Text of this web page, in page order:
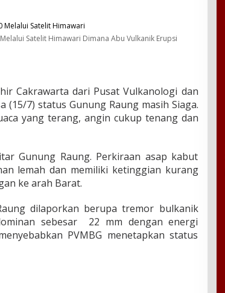
Satelit Himawari Dimana Abu Vulkanik Erupsi
Cakrawarta dari Pusat Vulkanologi dan
(15/7) status Gunung Raung masih Siaga.
yang terang, angin cukup tenang dan
Gunung Raung. Perkiraan asap kabut
lemah dan memiliki ketinggian kurang
ke arah Barat.
dilaporkan berupa tremor bulkanik
sebesar 22 mm dengan energi
PVMBG menetapkan status